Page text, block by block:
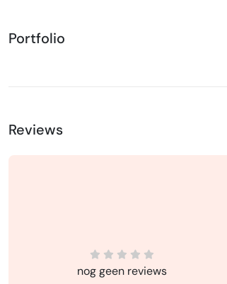
Portfolio
Reviews
nog geen reviews